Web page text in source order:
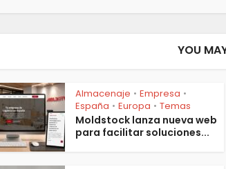
YOU
Almacenaje • Empresa •
España • Europa • Temas
Moldstock lanza nueva web
para facilitar soluciones...